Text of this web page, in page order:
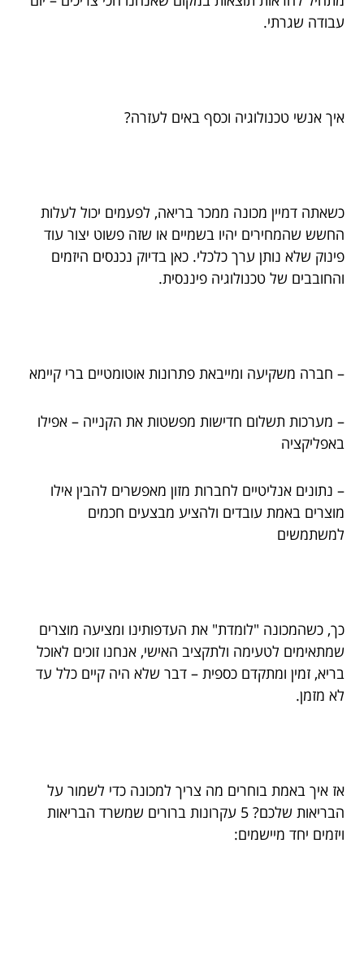
עבודה שגרתי.
איך אנשי טכנולוגיה וכסף באים לעזרה?
כשאתה דמיין מכונה ממכר בריאה, לפעמים יכול לעלות
החשש שהמחירים יהיו בשמיים או שזה פשוט יצור עוד
פינוק שלא נותן ערך כלכלי. כאן בדיוק נכנסים היזמים
והחובבים של טכנולוגיה פיננסית.
– חברה משקיעה ומייבאת פתרונות אוטומטיים ברי קיימא
– מערכות תשלום חדישות מפשטות את הקנייה – אפילו
באפליקציה
– נתונים אנליטיים לחברות מזון מאפשרים להבין אילו
מוצרים באמת עובדים ולהציע מבצעים חכמים
למשתמשים
כך, כשהמכונה "לומדת" את העדפותינו ומציעה מוצרים
שמתאימים לטעימה ולתקציב האישי, אנחנו זוכים לאוכל
בריא, זמין ומתקדם כספית – דבר שלא היה קיים כלל עד
לא מזמן.
אז איך באמת בוחרים מה צריך למכונה כדי לשמור על
הבריאות שלכם? 5 עקרונות ברורים שמשרד הבריאות
ויזמים יחד מיישמים: